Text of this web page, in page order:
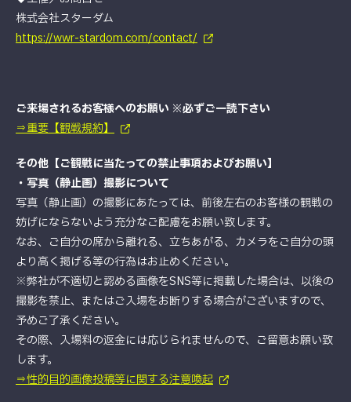
株式会社スターダム
https://wwr-stardom.com/contact/
ご来場されるお客様へのお願い ※必ずご一読下さい
⇒重要【観戦規約】
その他【ご観戦に当たっての禁止事項およびお願い】
・写真（静止画）撮影について
写真（静止画）の撮影にあたっては、前後左右のお客様の観戦の
妨げにならないよう充分なご配慮をお願い致します。
なお、ご自分の席から離れる、立ちあがる、カメラをご自分の頭
より高く掲げる等の行為はお止めください。
※弊社が不適切と認める画像をSNS等に掲載した場合は、以後の
撮影を禁止、またはご入場をお断りする場合がございますので、
予めご了承ください。
その際、入場料の返金には応じられませんので、ご留意お願い致
します。
⇒性的目的画像投稿等に関する注意喚起